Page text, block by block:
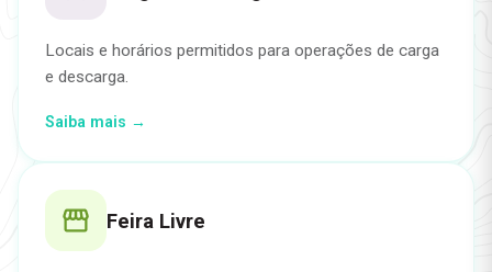
Locais e horários permitidos para operações de carga
e descarga.
Saiba mais →
Feira Livre